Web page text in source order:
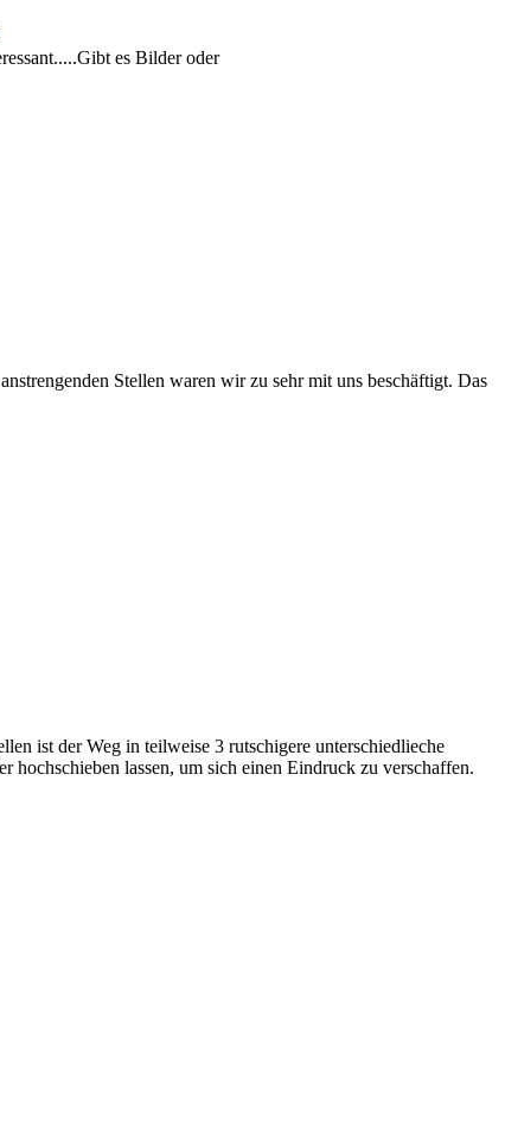
es Bilder oder
Stellen waren wir zu sehr mit uns beschäftigt. Das
ist der Weg in teilweise 3 rutschigere unterschiedlieche
hochschieben lassen, um sich einen Eindruck zu verschaffen.